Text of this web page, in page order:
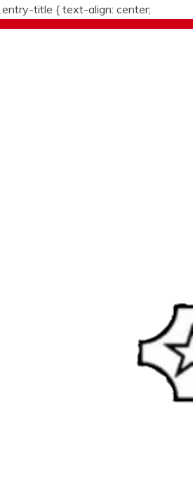
.entry-title { text-align: center;
Skip